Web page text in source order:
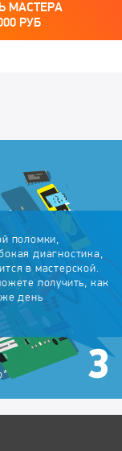
МАСТЕРА
РУБ
поломки,
диагностика,
в мастерской.
получить, как
день